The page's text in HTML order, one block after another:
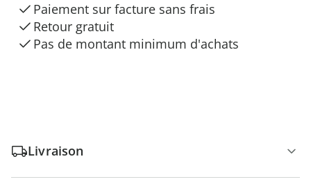
Paiement sur facture sans frais
Retour gratuit
Pas de montant minimum d'achats
Livraison